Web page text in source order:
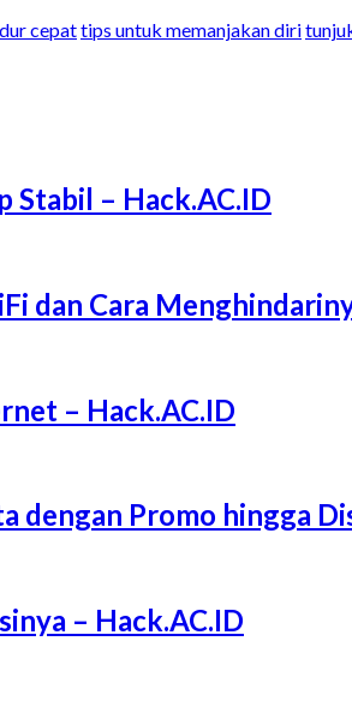
cepattips untuk memanjakan diri
Stabil – Hack.AC.ID
dan Cara
– Hack.AC.ID
dengan Promo hingga
– Hack.AC.ID